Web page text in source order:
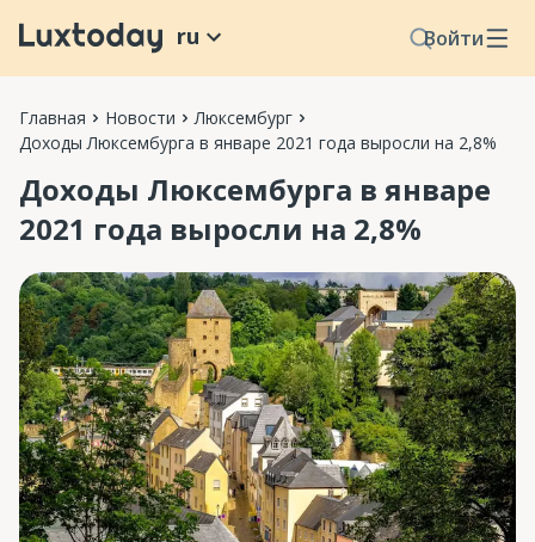
Войти
ru
Главная Новости
Люксембург
Доходы Люксембурга в январе 2021 года выросли на 2,8%
Доходы Люксембурга в январе
2021 года выросли на 2,8%